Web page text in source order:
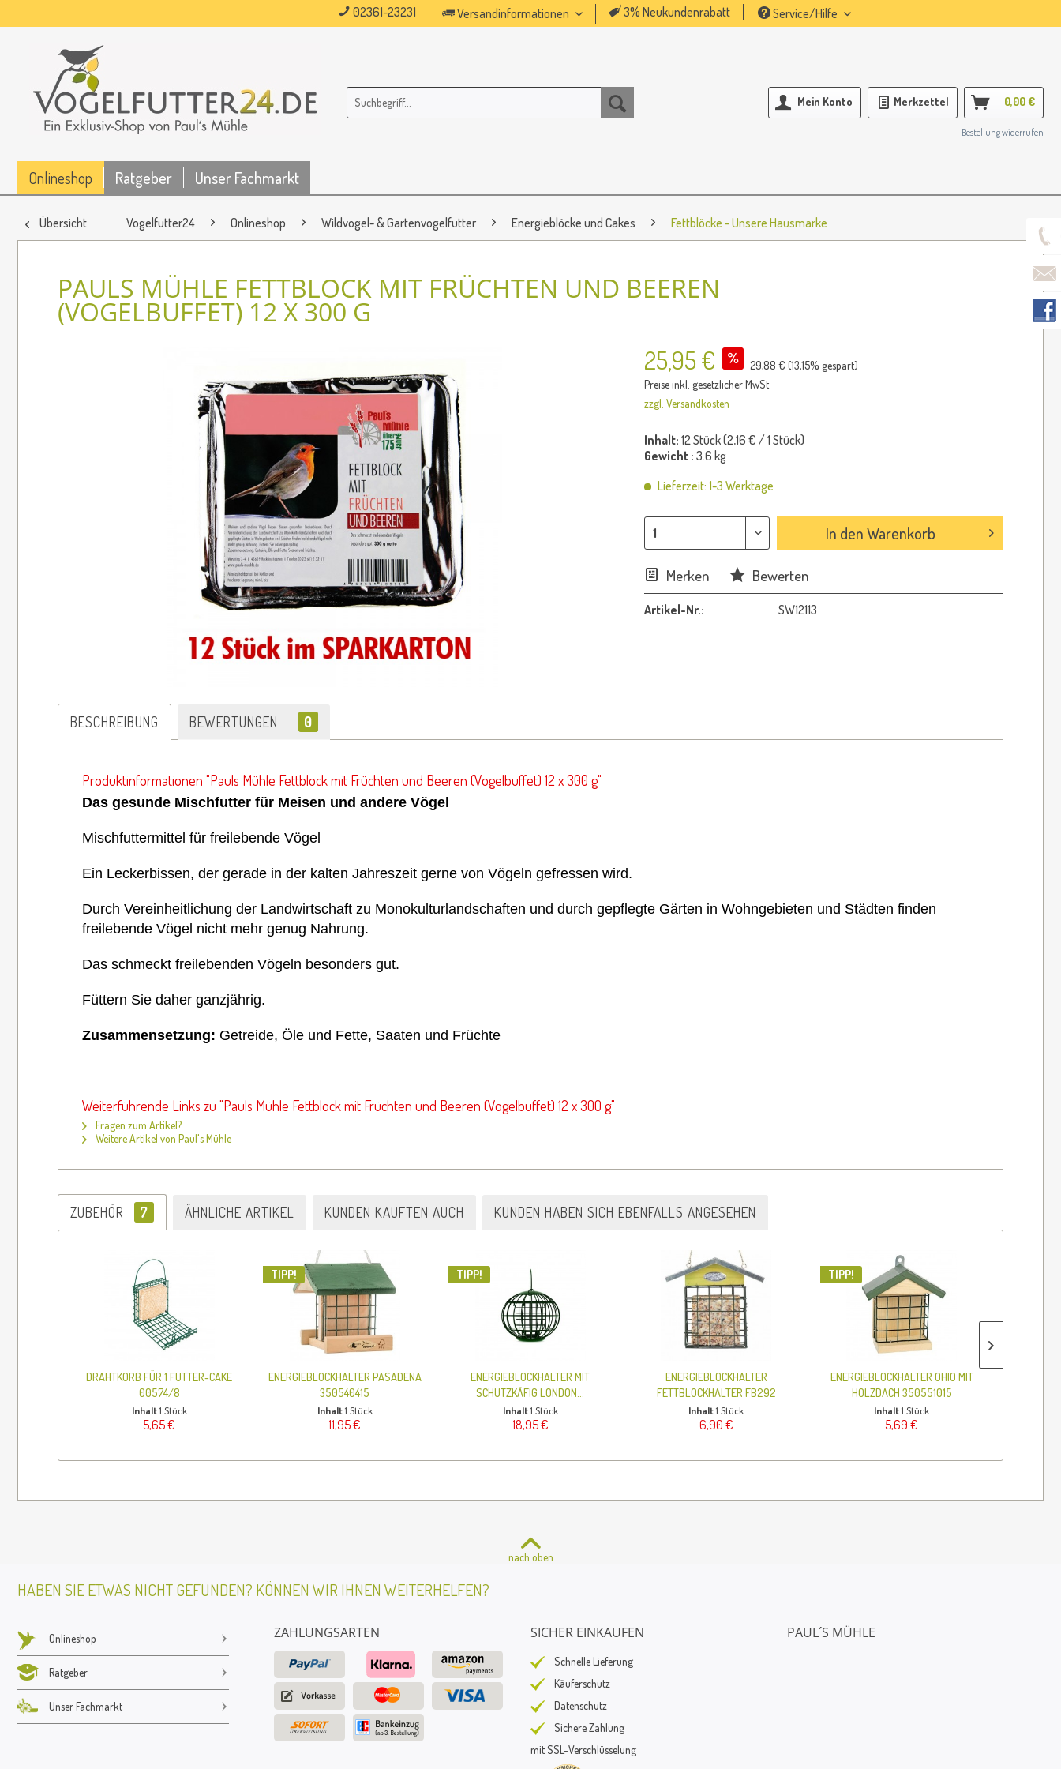
02361-23231 Versandinformationen 3% Neukundenrabatt Service/Hilfe
Mein Konto Merkzettel 0,00 €
Bestellung widerrufen
Onlineshop Ratgeber Unser Fachmarkt
Übersicht Vogelfutter24 Onlineshop Wildvogel- & Gartenvogelfutter Energieblöcke und Cakes Fettblöcke - Unsere Hausmarke
PAULS MÜHLE FETTBLOCK MIT FRÜCHTEN UND BEEREN
(VOGELBUFFET) 12 X 300 G
25,95 € 29,88 €(13,15% gespart)
Preise inkl. gesetzlicher MwSt.
zzgl. Versandkosten
Inhalt: 12 Stück (2,16 € / 1 Stück)
Gewicht : 3.6 kg
Lieferzeit: 1-3 Werktage
In denWarenkorb
Merken Bewerten
Artikel-Nr.: SW12113
BESCHREIBUNG BEWERTUNGEN 0
Produktinformationen "Pauls Mühle Fettblock mit Früchten und Beeren (Vogelbuffet) 12 x 300 g"
Das gesunde Mischfutter für Meisen und andere Vögel
Mischfuttermittel für freilebende Vögel
Ein Leckerbissen, der gerade in der kalten Jahreszeit gerne von Vögeln gefressen wird.
Durch Vereinheitlichung der Landwirtschaft zu Monokulturlandschaften und durch gepflegte Gärten in Wohngebieten und Städten finden
freilebende Vögel nicht mehr genug Nahrung.
Das schmeckt freilebenden Vögeln besonders gut.
Füttern Sie daher ganzjährig.
Zusammensetzung: Getreide, Öle und Fette, Saaten und Früchte
Weiterführende Links zu "Pauls Mühle Fettblock mit Früchten und Beeren (Vogelbuffet) 12 x 300 g"
Fragen zum Artikel?
Weitere Artikel von Paul's Mühle
ZUBEHÖR 7 ÄHNLICHE ARTIKEL KUNDEN KAUFTEN AUCH KUNDEN HABEN SICH EBENFALLS ANGESEHEN
DRAHTKORB FÜR 1 FUTTER-CAKE
00574/8
Inhalt1 Stück
5,65 €
TIPP!
ENERGIEBLOCKHALTER PASADENA
350540415
Inhalt1 Stück
11,95 €
TIPP!
ENERGIEBLOCKHALTER MIT
SCHUTZKÄFIG LONDON...
Inhalt1 Stück
18,95 €
ENERGIEBLOCKHALTER
FETTBLOCKHALTER FB292
Inhalt1 Stück
6,90 €
TIPP!
ENERGIEBLOCKHALTER OHIO MIT
HOLZDACH 350551015
Inhalt1 Stück
5,69 €
nach oben
HABEN SIE ETWAS NICHT GEFUNDEN? KÖNNEN WIR IHNEN WEITERHELFEN?
Onlineshop
Ratgeber
Unser Fachmarkt
ZAHLUNGSARTEN SICHER EINKAUFEN
Schnelle Lieferung
Käuferschutz
Datenschutz
Sichere Zahlung
mit SSL-Verschlüsselung
PAUL´S MÜHLE